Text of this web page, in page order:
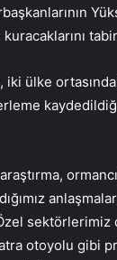
iki ülke
otoyolu gibi